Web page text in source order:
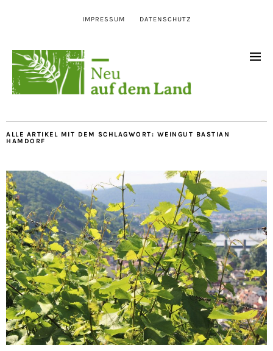
IMPRESSUM DATENSCHUTZ
ALLE ARTIKEL MIT DEM SCHLAGWORT: WEINGUT BASTIAN
HAMDORF